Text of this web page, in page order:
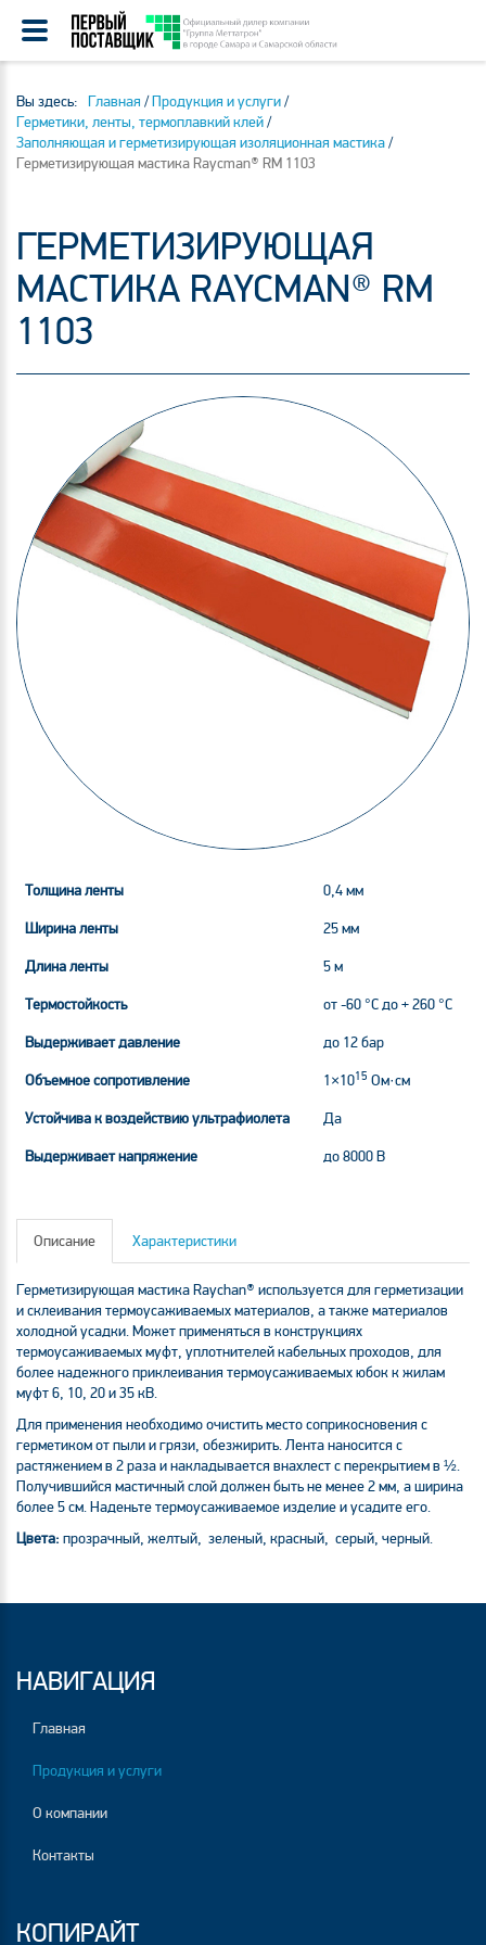
Вы здесь: Главная /Продукция и услуги/
Герметики, ленты, термоплавкий клей/
Заполняющая и герметизирующая изоляционная мастика/
Герметизирующая мастика Raycman® RM 1103
ГЕРМЕТИЗИРУЮЩАЯ
МАСТИКА RAYCMAN® RM
1103
Толщина ленты 0,4 мм
Ширина ленты 25 мм
Длина ленты 5 м
Термостойкость от -60 °C до + 260 °C
Выдерживает давление до 12 бар
Объемное сопротивление 1×1015 Ом·см
Устойчива к воздействию ультрафиолета Да
Выдерживает напряжение до 8000 В
Описание Характеристики
Герметизирующая мастика Raychan® используется для герметизации
и склеивания термоусаживаемых материалов, а также материалов
холодной усадки. Может применяться в конструкциях
термоусаживаемых муфт, уплотнителей кабельных проходов, для
более надежного приклеивания термоусаживаемых юбок к жилам
муфт 6, 10, 20 и 35 кВ.
Для применения необходимо очистить место соприкосновения с
герметиком от пыли и грязи, обезжирить. Лента наносится с
растяжением в 2 раза и накладывается внахлест с перекрытием в ½.
Получившийся мастичный слой должен быть не менее 2 мм, а ширина
более 5 см. Наденьте термоусаживаемое изделие и усадите его.
Цвета: прозрачный, желтый, зеленый, красный, серый, черный.
НАВИГАЦИЯ
Главная
Продукция и услуги
О компании
Контакты
КОПИРАЙТ